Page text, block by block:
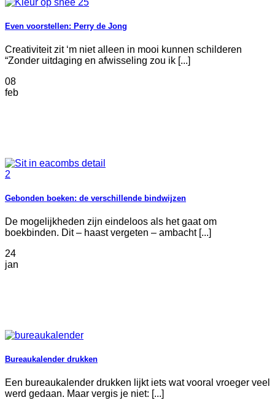
Even voorstellen: Perry de Jong
Creativiteit zit ‘m niet alleen in mooi kunnen schilderen
“Zonder uitdaging en afwisseling zou ik [...]
08
feb
Gebonden boeken: de verschillende bindwijzen
De mogelijkheden zijn eindeloos als het gaat om
boekbinden. Dit – haast vergeten – ambacht [...]
24
jan
Bureaukalender drukken
Een bureaukalender drukken lijkt iets wat vooral vroeger veel
werd gedaan. Maar vergis je niet: [...]